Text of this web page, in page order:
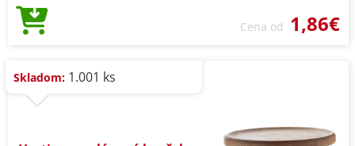
Cena od 1,86€
Skladom: 1.001 ks